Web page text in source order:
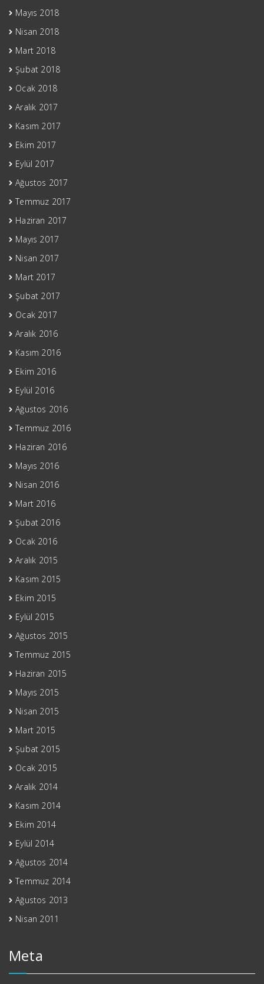
Mayıs 2018
Nisan 2018
Mart 2018
Şubat 2018
Ocak 2018
Aralık 2017
Kasım 2017
Ekim 2017
Eylül 2017
Ağustos 2017
Temmuz 2017
Haziran 2017
Mayıs 2017
Nisan 2017
Mart 2017
Şubat 2017
Ocak 2017
Aralık 2016
Kasım 2016
Ekim 2016
Eylül 2016
Ağustos 2016
Temmuz 2016
Haziran 2016
Mayıs 2016
Nisan 2016
Mart 2016
Şubat 2016
Ocak 2016
Aralık 2015
Kasım 2015
Ekim 2015
Eylül 2015
Ağustos 2015
Temmuz 2015
Haziran 2015
Mayıs 2015
Nisan 2015
Mart 2015
Şubat 2015
Ocak 2015
Aralık 2014
Kasım 2014
Ekim 2014
Eylül 2014
Ağustos 2014
Temmuz 2014
Ağustos 2013
Nisan 2011
Meta